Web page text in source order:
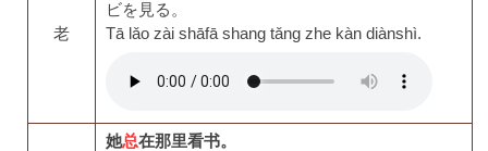
老
ビを見る。
Tā lǎo zài shāfā shang tǎng zhe kàn diànshì.
她总在那里看书。